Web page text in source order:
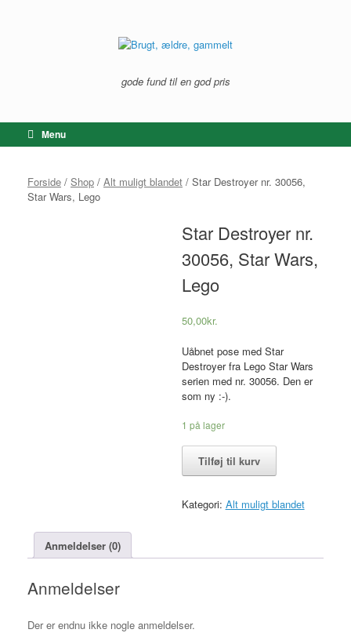
gode fund til en god pris
Menu
Forside / Shop / Alt muligt blandet / Star Destroyer nr. 30056,
Star Wars, Lego
Star Destroyer nr.
30056, Star Wars,
Lego
50,00kr.
Uåbnet pose med Star
Destroyer fra Lego Star Wars
serien med nr. 30056. Den er
som ny :-).
1 på lager
Star
Destroyer
30056,
Star
antal
Tilføj til kurv
Kategori: Alt muligt blandet
Anmeldelser (0)
Anmeldelser
Der er endnu ikke nogle anmeldelser.